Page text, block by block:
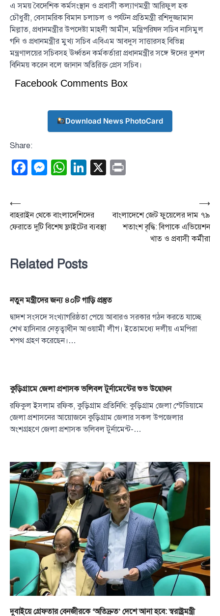
এ সময় বৈদেশিক কর্মসংস্থান ও প্রবাসী কল্যাণমন্ত্রী আরিফুল হক
চৌধুরী, বেসামরিক বিমান চলাচল ও পর্যটন প্রতিমন্ত্রী রশিদুজ্জামান
মিল্লাত, প্রধানমন্ত্রীর উপদেষ্টা মাহদী আমীন, মন্ত্রিপরিষদ সচিব নাসিমুল
গনি ও প্রধানমন্ত্রীর মুখ্য সচিব এবিএম আবদুস সাত্তারসহ বিভিন্ন
মন্ত্রণালয়ের সচিবসহ ঊর্ধ্বতন কর্মকর্তারা প্রধানমন্ত্রীর সঙ্গে ঈদের কুশল
বিনিময় করেন বলে জানান অতিরিক্ত প্রেস সচিব।
Facebook Comments Box
Download News PhotoCard
Share:
Facebook
Messenger
WhatsApp
LinkedIn
X
Post
navigation
⟵
বাহরাইন থেকে বাংলাদেশিদের
ফেরাতে দু‌টি বিশেষ ফ্লাইটের ব্যবস্থা
বাংলাদেশে জেট ফুয়েলের দাম ৭৯
শতাংশ বৃদ্ধি: বিপাকে এভিয়েশন
খাত ও প্রবাসী কর্মীরা
⟶
Related Posts
নতুন মন্ত্রীদের জন্য ৪০টি গাড়ি প্রস্তুত
দ্বাদশ সংসদে সংখ্যাগরিষ্ঠতা পেয়ে আবারও সরকার গঠন করতে যাচ্ছে
শেখ হাসিনার নেতৃত্বাধীন আওয়ামী লীগ। ইতোমধ্যে দলীয় এমপিরা
শপথ গ্রহণ করেছেন।…
কুড়িগ্রামে জেলা প্রশাসক ভলিবল টুর্নামেন্টের শুভ উদ্বোধন
রফিকুল ইসলাম রফিক, কুড়িগ্রাম প্রতিনিধি: কুড়িগ্রাম জেলা স্টেডিয়ামে
জেলা প্রশাসনের আয়োজনে কুড়িগ্রাম জেলার সকল উপজেলার
অংশগ্রহণে জেলা প্রশাসক ভলিবল টুর্নামেন্ট-…
দুবাইয়ে গ্রেফতার বেনজীরকে ‘অতিদ্রুত’ দেশে আনা হবে: স্বরাষ্ট্রমন্ত্রী